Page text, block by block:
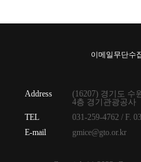
이메일무단수
Address
(16207) 경기도 수
4층 경기관광공사
TEL
031-259-4762 / F.
E-mail
gmice@gto.or.kr